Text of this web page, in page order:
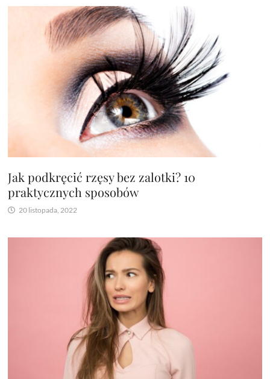
Jak podkręcić rzęsy bez zalotki? 10
praktycznych sposobów
20 listopada, 2022